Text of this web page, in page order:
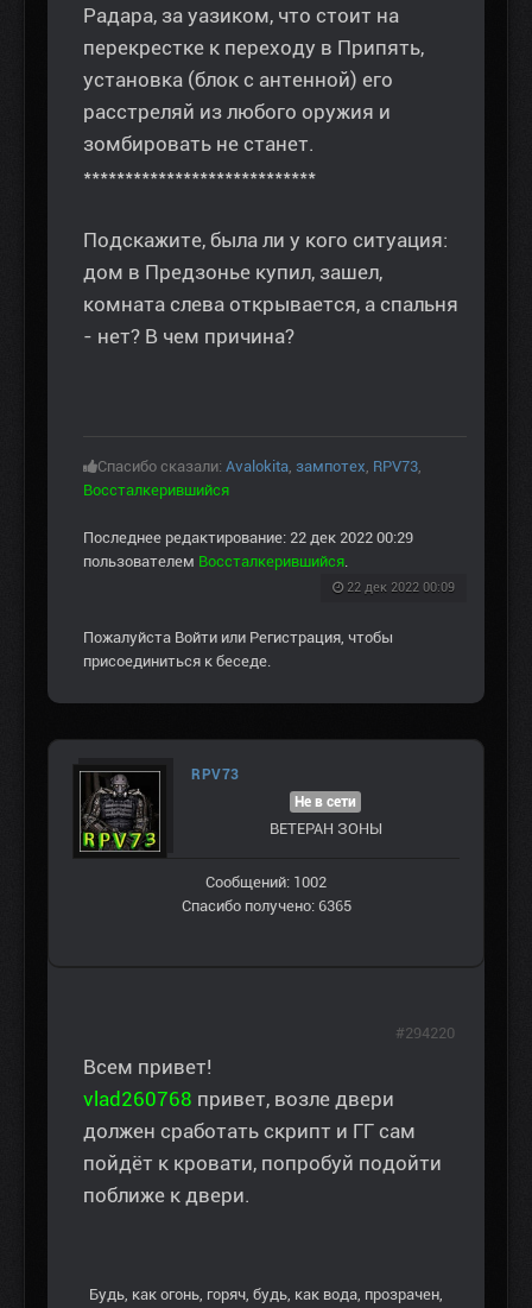
Радара, за уазиком, что стоит на
перекрестке к переходу в Припять,
установка (блок с антенной) его
расстреляй из любого оружия и
зомбировать не станет.
****************************
Подскажите, была ли у кого ситуация:
дом в Предзонье купил, зашел,
комната слева открывается, а спальня
- нет? В чем причина?
Спасибо сказали: Avalokita, зампотех, RPV73,
Воссталкерившийся
Последнее редактирование: 22 дек 2022 00:29
пользователем Воссталкерившийся.
22 дек 2022 00:09
Пожалуйста Войти или Регистрация, чтобы
присоединиться к беседе.
RPV73
Не в сети
ВЕТЕРАН ЗOНЫ
Сообщений: 1002
Спасибо получено: 6365
Всем привет!
vlad260768 привет, возле двери
должен сработать скрипт и ГГ сам
пойдёт к кровати, попробуй подойти
поближе к двери.
Будь, как огонь, горяч, будь, как вода, прозрачен,
#294220